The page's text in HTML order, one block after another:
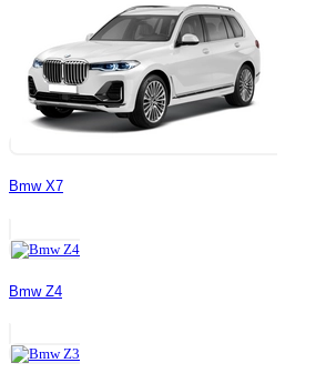
Bmw X7
Bmw Z4